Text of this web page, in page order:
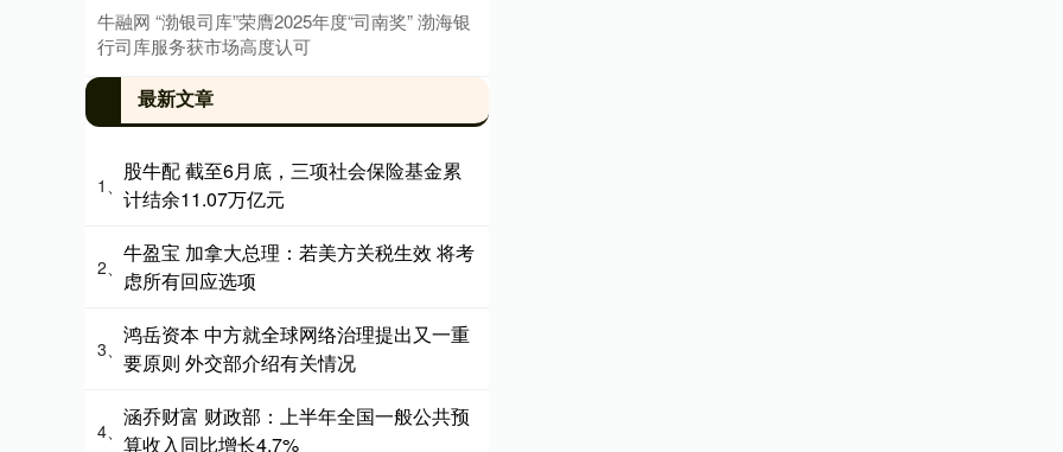
牛融网 “渤银司库”荣膺2025年度“司南奖” 渤海银
行司库服务获市场高度认可
最新文章
1、
股牛配 截至6月底，三项社会保险基金累
计结余11.07万亿元
2、
牛盈宝 加拿大总理：若美方关税生效 将考
虑所有回应选项
3、
鸿岳资本 中方就全球网络治理提出又一重
要原则 外交部介绍有关情况
4、
涵乔财富 财政部：上半年全国一般公共预
算收入同比增长4.7%